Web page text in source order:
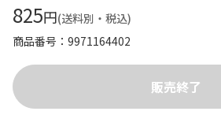
825円(送料別・税込)
商品番号
9971164402